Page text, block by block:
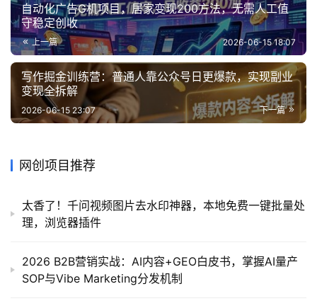
自动化广告G机项目，居家变现200方法，无需人工值
守稳定创收
上一篇 2026-06-15 18:07
写作掘金训练营：普通人靠公众号日更爆款，实现副业
变现全拆解
下一篇
2026-06-15 23:07
网创项目推荐
太香了！千问视频图片去水印神器，本地免费一键批量处
理，浏览器插件
2026 B2B营销实战：AI内容+GEO白皮书，掌握AI量产
SOP与Vibe Marketing分发机制